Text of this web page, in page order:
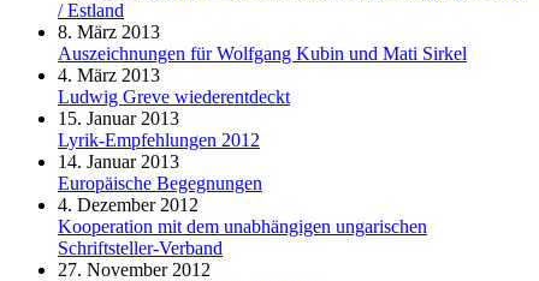
/ Estland
8. März 2013
Auszeichnungen für Wolfgang Kubin und Mati Sirkel
4. März 2013
Ludwig Greve wiederentdeckt
15. Januar 2013
Lyrik-Empfehlungen 2012
14. Januar 2013
Europäische Begegnungen
4. Dezember 2012
Kooperation mit dem unabhängigen ungarischen
Schriftsteller-Verband
27. November 2012